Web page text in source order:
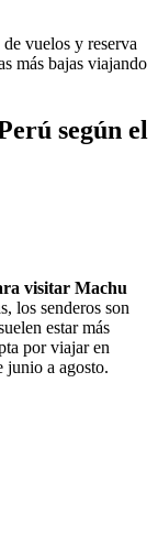
vuelos y reserva
más bajas viajando
según el
visitar Machu
los senderos son
estar más
por viajar en
junio a agosto.